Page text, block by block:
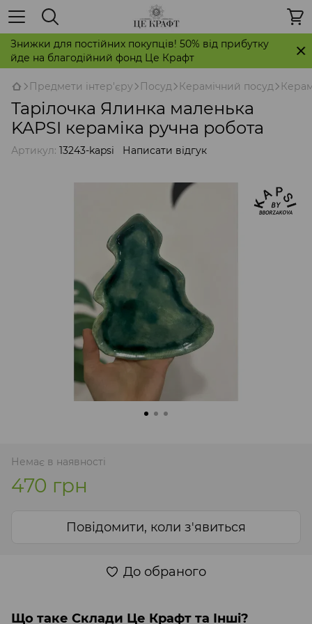
Знижки для постійних покупців! 50% від прибутку
йде на благодійний фонд Це Крафт
Предмети інтер'єру Посуд Керамічний посуд
Тарілочка Ялинка маленька
KAPSI кераміка ручна робота
Артикул: 13243-kapsi Написати відгук
Немає в наявності
470 грн
Повідомити, коли з'явиться
До обраного
Що таке Склади Це Крафт та Інші?